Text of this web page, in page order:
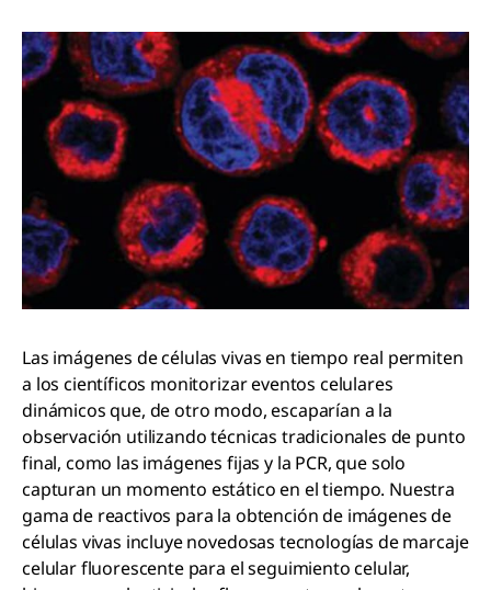
Las imágenes de células vivas en tiempo real permiten
a los científicos monitorizar eventos celulares
dinámicos que, de otro modo, escaparían a la
observación utilizando técnicas tradicionales de punto
final, como las imágenes fijas y la PCR, que solo
capturan un momento estático en el tiempo. Nuestra
gama de reactivos para la obtención de imágenes de
células vivas incluye novedosas tecnologías de marcaje
celular fluorescente para el seguimiento celular,